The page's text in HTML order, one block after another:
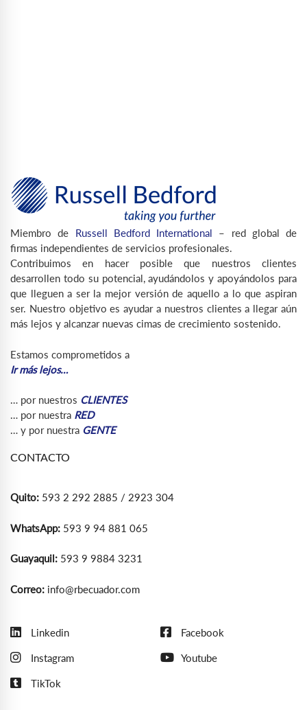
Miembro de Russell Bedford International – red global de
firmas independientes de servicios profesionales.
Contribuimos en hacer posible que nuestros clientes
desarrollen todo su potencial, ayudándolos y apoyándolos para
que lleguen a ser la mejor versión de aquello a lo que aspiran
ser. Nuestro objetivo es ayudar a nuestros clientes a llegar aún
más lejos y alcanzar nuevas cimas de crecimiento sostenido.
Estamos comprometidos a
Ir más lejos…
… por nuestros CLIENTES
… por nuestra RED
… y por nuestra GENTE
CONTACTO
Quito: 593 2 292 2885 / 2923 304
WhatsApp: 593 9 94 881 065
Guayaquil: 593 9 9884 3231
Correo: info@rbecuador.com
Linkedin Facebook
Instagram Youtube
TikTok